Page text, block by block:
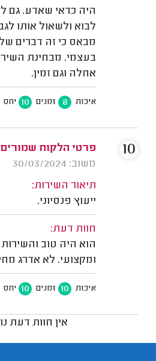
היה כדאי שאדע. גם
לבוא ולשאול אותו
מבאס כי זה דברים
בעצמי. מבחינת
אחלה וגם זמין.
איכות 8 זמנים 10 יחס
פרטי הלקוח
משוב: 30/03/2024
תיאור השירות:
ייעוץ פנסיוני.
חוות דעת:
הוא היה טוב
ומקצועי. לא אדרג
איכות 10 זמנים 10 יחס
10
אין חוות דעת